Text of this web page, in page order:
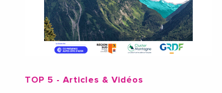
TOP 5 - Articles & Vidéos